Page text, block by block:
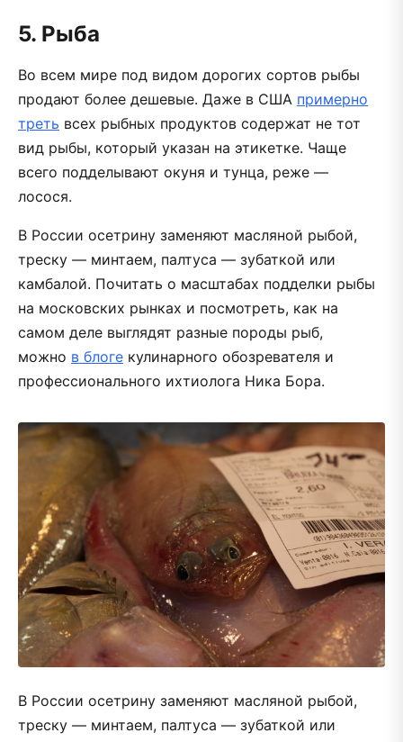
5. Рыба
Во всем мире под видом дорогих сортов рыбы
продают более дешевые. Даже в США примерно
треть всех рыбных продуктов содержат не тот
вид рыбы, который указан на этикетке. Чаще
всего подделывают окуня и тунца, реже —
лосося.
В России осетрину заменяют масляной рыбой,
треску — минтаем, палтуса — зубаткой или
камбалой. Почитать о масштабах подделки рыбы
на московских рынках и посмотреть, как на
самом деле выглядят разные породы рыб,
можно в блоге кулинарного обозревателя и
профессионального ихтиолога Ника Бора.
В России осетрину заменяют масляной рыбой,
треску — минтаем, палтуса — зубаткой или